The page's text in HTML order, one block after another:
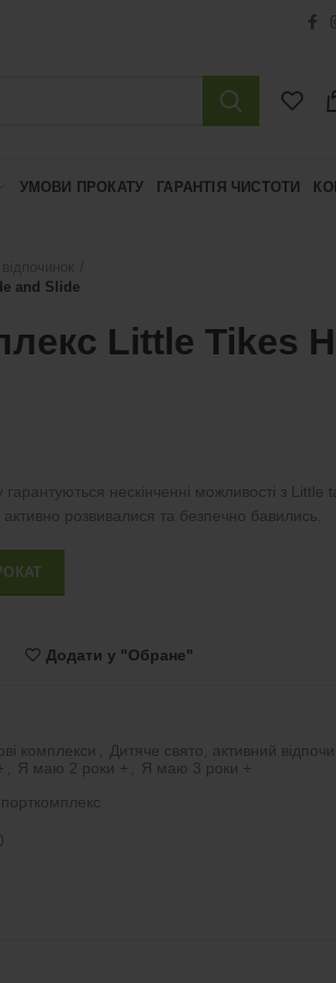
УМОВИ ПРОКАТУ ГАРАНТІЯ ЧИСТОТИ
and Slide
Little Tikes
нескінченні можливості з Little
розвивалися та безпечно бавились.
Додати у "Обране"
комплекси Дитяче свято, активний
Я маю 2 роки +
Я маю 3 роки +